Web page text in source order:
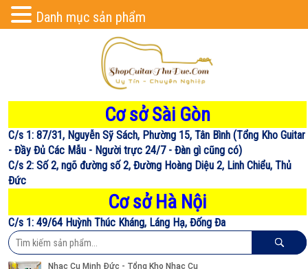
Cơ sở Sài Gòn
C/s 1: 87/31, Nguyễn Sỹ Sách, Phường 15, Tân Bình (Tổng Kho Guitar
- Đầy Đủ Các Mẫu - Người trực 24/7 - Đàn gì cũng có)
C/s 2: Số 2, ngõ đường số 2, Đường Hoàng Diệu 2, Linh Chiểu, Thủ
Đức
Cơ sở Hà Nội
C/s 1: 49/64 Huỳnh Thúc Kháng, Láng Hạ, Đống Đa
Danh mục sản phẩm